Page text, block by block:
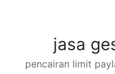
jasa
pencairan limit